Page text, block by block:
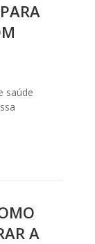
saúde
A